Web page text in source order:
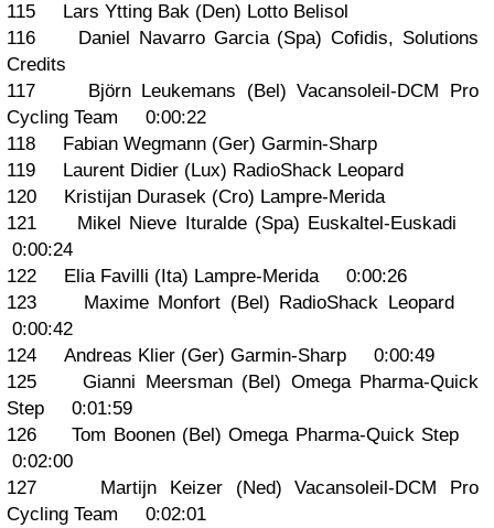
115 Lars Ytting Bak (Den) Lotto Belisol
116 Daniel Navarro Garcia (Spa) Cofidis, Solutions
Credits
117 Björn Leukemans (Bel) Vacansoleil-DCM Pro
Cycling Team 0:00:22
118 Fabian Wegmann (Ger) Garmin-Sharp
119 Laurent Didier (Lux) RadioShack Leopard
120 Kristijan Durasek (Cro) Lampre-Merida
121 Mikel Nieve Ituralde (Spa) Euskaltel-Euskadi
0:00:24
122 Elia Favilli (Ita) Lampre-Merida 0:00:26
123 Maxime Monfort (Bel) RadioShack Leopard
0:00:42
124 Andreas Klier (Ger) Garmin-Sharp 0:00:49
125 Gianni Meersman (Bel) Omega Pharma-Quick
Step 0:01:59
126 Tom Boonen (Bel) Omega Pharma-Quick Step
0:02:00
127 Martijn Keizer (Ned) Vacansoleil-DCM Pro
Cycling Team 0:02:01